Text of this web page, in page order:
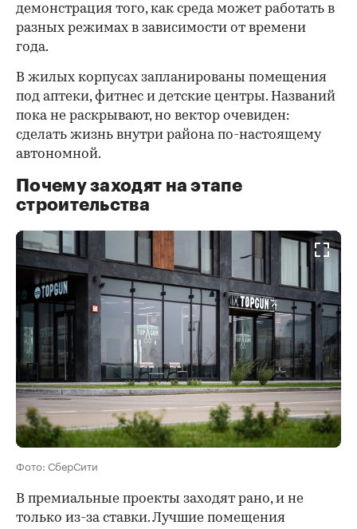
демонстрация того, как среда может работать в
разных режимах в зависимости от времени
года.
В жилых корпусах запланированы помещения
под аптеки, фитнес и детские центры. Названий
пока не раскрывают, но вектор очевиден:
сделать жизнь внутри района по-настоящему
автономной.
Почему заходят на этапе
строительства
Фото: СберСити
В премиальные проекты заходят рано, и не
только из-за ставки. Лучшие помещения